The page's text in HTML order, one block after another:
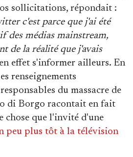
sollicitations, répondait :
c'est parce que j'ai été
des médias mainstream,
de la réalité que j'avais
effet s'informer ailleurs. En
renseignements
du massacre de
di Borgo racontait en fait
chose que l'invité d'une
peu plus tôt à la télévision